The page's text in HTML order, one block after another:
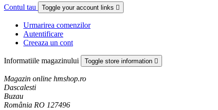
Contul tau Toggle your account links 
Urmarirea comenzilor
Autentificare
Creeaza un cont
Informatiile magazinului Toggle store information 
Magazin online hmshop.ro
Dascalesti
Buzau
România RO 127496